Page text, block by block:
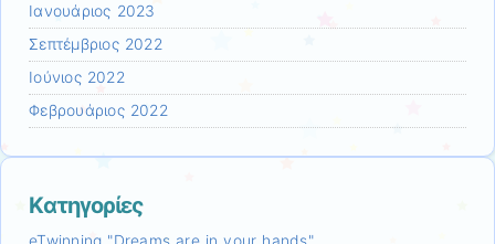
Ιανουάριος 2023
Σεπτέμβριος 2022
Ιούνιος 2022
Φεβρουάριος 2022
Kατηγορίες
eTwinning "Dreams are in your hands"